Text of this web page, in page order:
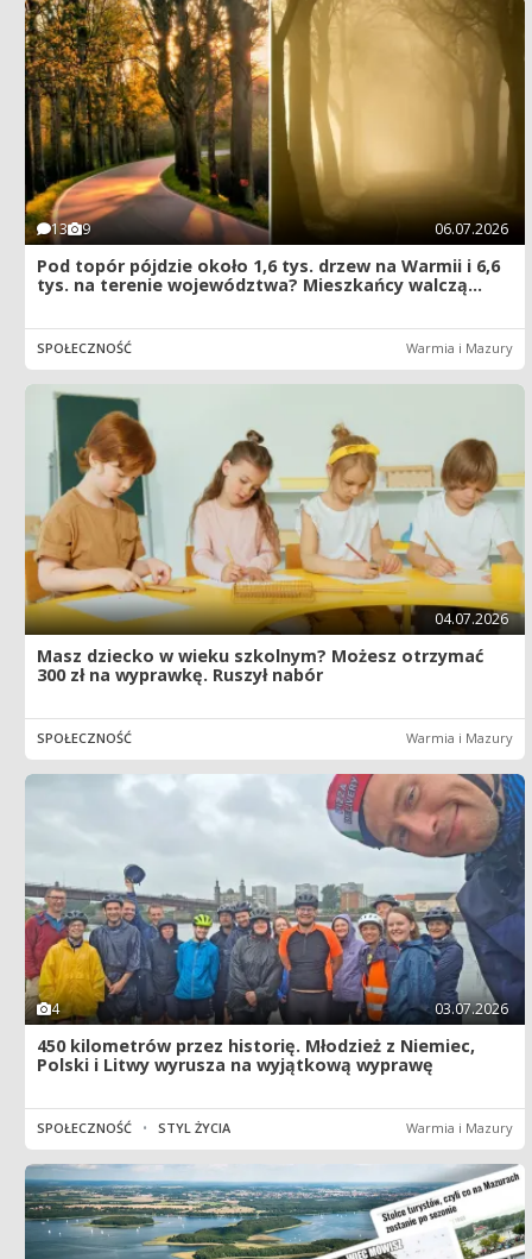
13 9 06.07.2026
Pod topór pójdzie około 1,6 tys. drzew na Warmii i 6,6
tys. na terenie województwa? Mieszkańcy walczą...
SPOŁECZNOŚĆ Warmia i Mazury
04.07.2026
Masz dziecko w wieku szkolnym? Możesz otrzymać
300 zł na wyprawkę. Ruszył nabór
SPOŁECZNOŚĆ Warmia i Mazury
4 03.07.2026
450 kilometrów przez historię. Młodzież z Niemiec,
Polski i Litwy wyrusza na wyjątkową wyprawę
SPOŁECZNOŚĆ • STYL ŻYCIA Warmia i Mazury